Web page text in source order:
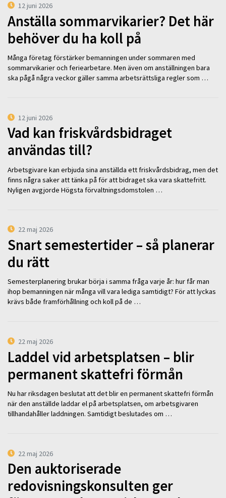
12 juni 2026
Anställa sommarvikarier? Det här
behöver du ha koll på
Många företag förstärker bemanningen under sommaren med
sommarvikarier och feriearbetare. Men även om anställningen bara
ska pågå några veckor gäller samma arbetsrättsliga regler som …
12 juni 2026
Vad kan friskvårdsbidraget
användas till?
Arbetsgivare kan erbjuda sina anställda ett friskvårdsbidrag, men det
finns några saker att tänka på för att bidraget ska vara skattefritt.
Nyligen avgjorde Högsta förvaltningsdomstolen …
22 maj 2026
Snart semestertider – så planerar
du rätt
Semesterplanering brukar börja i samma fråga varje år: hur får man
ihop bemanningen när många vill vara lediga samtidigt? För att lyckas
krävs både framförhållning och koll på de …
22 maj 2026
Laddel vid arbetsplatsen – blir
permanent skattefri förmån
Nu har riksdagen beslutat att det blir en permanent skattefri förmån
när den anställde laddar el på arbetsplatsen, om arbetsgivaren
tillhandahåller laddningen. Samtidigt beslutades om …
22 maj 2026
Den auktoriserade
redovisningskonsulten ger